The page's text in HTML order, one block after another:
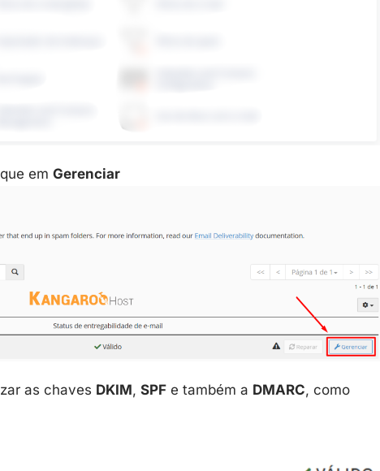
em Gerenciar
as chaves DKIM, SPF e também a DMARC, como